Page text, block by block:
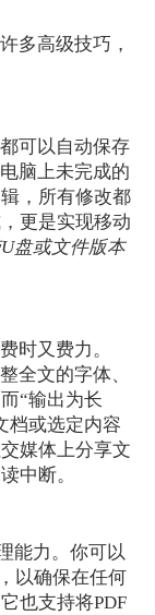
多高级技巧，
可以自动保存
脑上未完成的
，所有修改都
更是实现移动
盘或文件版本
时又费力。
全文的字体、
“输出为长
档或选定内容
媒体上分享文
中断。
能力。你可以
以确保在任何
也支持将PDF